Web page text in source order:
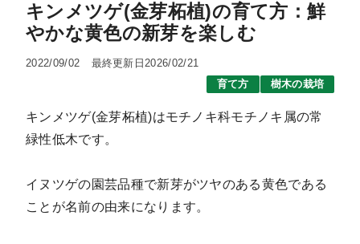
キンメツゲ(金芽柘植)の育て方：鮮
やかな黄色の新芽を楽しむ
2022/09/02
最終更新日2026/02/21
育て方
樹木の栽培
キンメツゲ(金芽柘植)はモチノキ科モチノキ属の常
緑性低木です。
イヌツゲの園芸品種で新芽がツヤのある黄色である
ことが名前の由来になります。